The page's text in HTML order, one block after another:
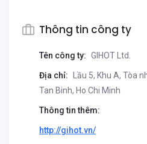
Thông tin công ty
Tên công ty: GIHOT Ltd.
Địa chỉ:
Lầu 5, Khu A, Tòa
Tan Binh, Ho Chi Minh
Thông tin thêm:
http://gihot.vn/